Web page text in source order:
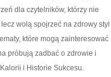
dla czytelników, którzy nie
wolą spojrzeć na zdrowy styl
które mogą zainteresować
próbują zadbać o zdrowie i
i Historie Sukcesu.